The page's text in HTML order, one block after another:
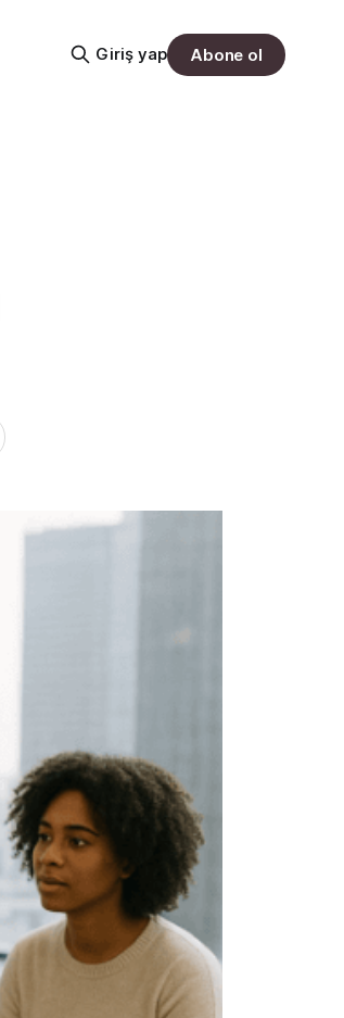
Giriş yap Abone ol